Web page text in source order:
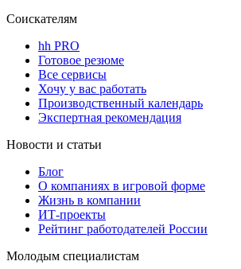
Соискателям
hh PRO
Готовое резюме
Все сервисы
Хочу у вас работать
Производственный календарь
Экспертная рекомендация
Новости и статьи
Блог
О компаниях в игровой форме
Жизнь в компании
ИТ-проекты
Рейтинг работодателей России
Молодым специалистам